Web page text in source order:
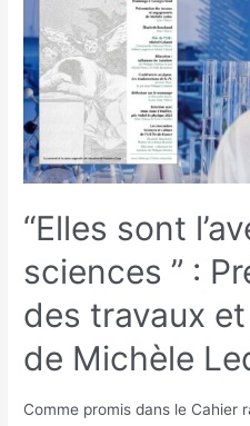
“Elles sont
sciences ” :
des travaux
de Michèle
Comme promis dans le Cahier